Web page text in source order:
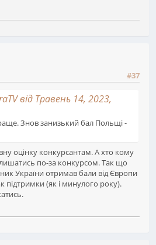
#37
від Травень 14, 2023,
Знов занизький бал Польщі -
оцінку конкурсантам. А хто кому
по-за конкурсом. Так що
України отримав бали від Європи
підтримки (як і минулого року).